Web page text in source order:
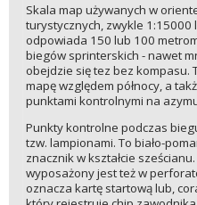
Skala map używanych w
turystycznych, zwykle 1:15000
odpowiada 150 lub 100
biegów sprinterskich - nawet
obejdzie się tez bez kompasu.
mapę względem północy, a
punktami kontrolnymi na
Punkty kontrolne podczas
tzw. lampionami. To biało-
znacznik w kształcie
wyposażony jest też w
oznacza kartę startową lub,